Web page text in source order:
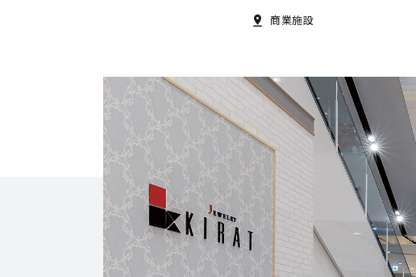
商業施設